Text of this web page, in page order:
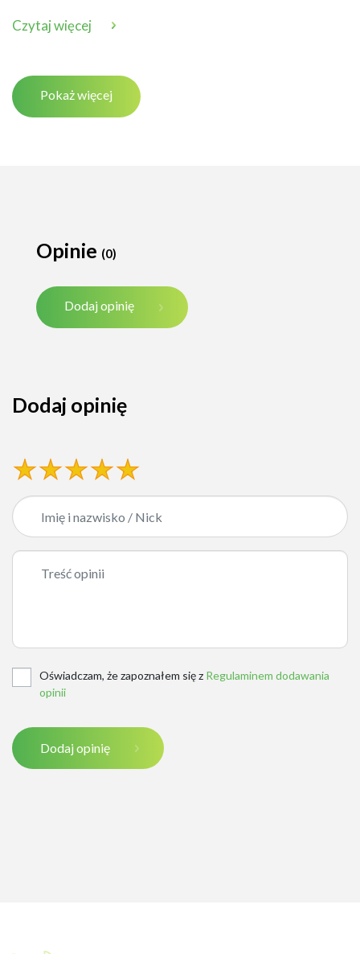
Czytaj więcej
Pokaż więcej
Opinie (0)
Dodaj opinię
Dodaj opinię
Oświadczam, że zapoznałem się z Regulaminem dodawania
opinii
Dodaj opinię